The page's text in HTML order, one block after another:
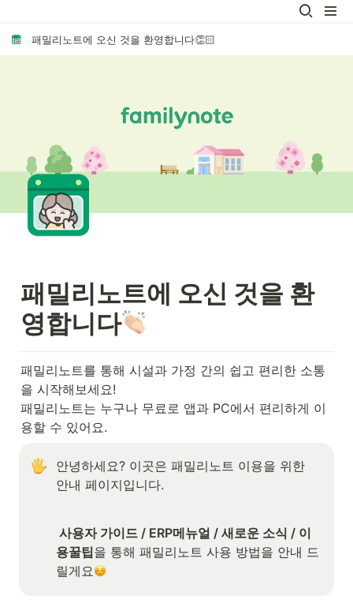
패밀리노트에 오신 것을 환영합니다👏🏻
패밀리노트에 오신 것을 환
영합니다
패밀리노트를 통해 시설과 가정 간의 쉽고 편리한 소통
을 시작해보세요!
패밀리노트는 누구나 무료로 앱과 PC에서 편리하게 이
용할 수 있어요.
안녕하세요? 이곳은 패밀리노트 이용을 위한
안내 페이지입니다.
용꿀팁을 통해 패밀리노트 사용 방법을 안내 드
릴게요